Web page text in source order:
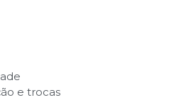
e trocas